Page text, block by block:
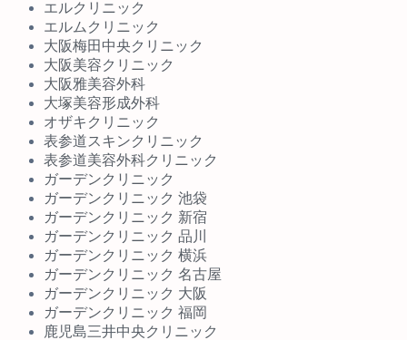
エルクリニック
エルムクリニック
大阪梅田中央クリニック
大阪美容クリニック
大阪雅美容外科
大塚美容形成外科
オザキクリニック
表参道スキンクリニック
表参道美容外科クリニック
ガーデンクリニック
ガーデンクリニック 池袋
ガーデンクリニック 新宿
ガーデンクリニック 品川
ガーデンクリニック 横浜
ガーデンクリニック 名古屋
ガーデンクリニック 大阪
ガーデンクリニック 福岡
鹿児島三井中央クリニック